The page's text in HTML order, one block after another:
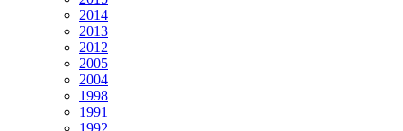
2014
2013
2012
2005
2004
1998
1991